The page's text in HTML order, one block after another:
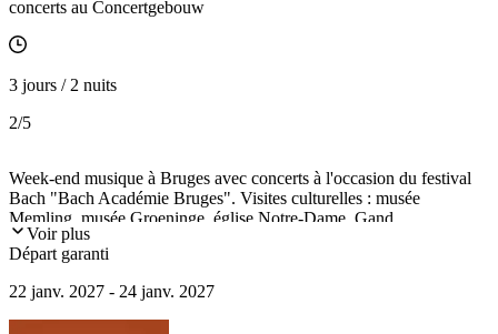
concerts au Concertgebouw
3 jours / 2 nuits
2/5
Week-end musique à Bruges avec concerts à l'occasion du festival
Bach "Bach Académie Bruges". Visites culturelles : musée
Memling, musée Groeninge, église Notre-Dame, Gand...
Voir plus
Départ garanti
22 janv. 2027 - 24 janv. 2027